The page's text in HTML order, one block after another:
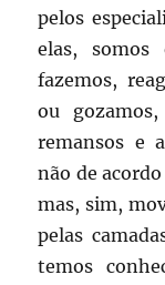
pelos
elas,
fazemos,
ou
remansos e
não de
mas, sim,
pelas
temos